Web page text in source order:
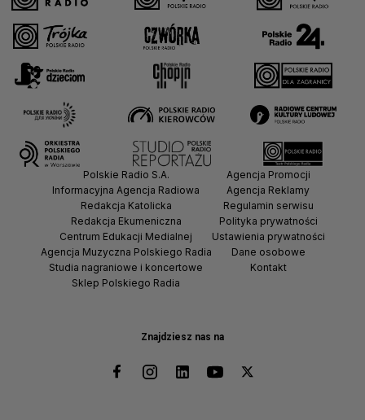
Znajdziesz nas na
Polskie Radio S.A.
Informacyjna Agencja Radiowa
Redakcja Katolicka
Redakcja Ekumeniczna
Centrum Edukacji Medialnej
Agencja Muzyczna Polskiego Radia
Studia nagraniowe i koncertowe
Sklep Polskiego Radia
Agencja Promocji
Agencja Reklamy
Regulamin serwisu
Polityka prywatności
Ustawienia prywatności
Dane osobowe
Kontakt